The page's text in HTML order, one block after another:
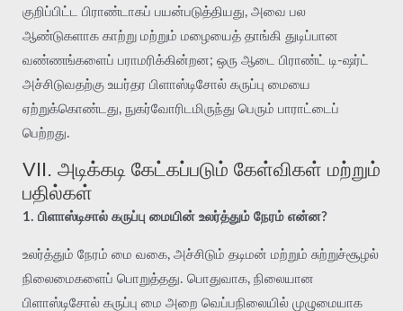
குறிப்பிட்ட பிராண்டாகப் பயன்படுத்தியது, அவை பல
ஆண்டுகளாக காற்று மற்றும் மழையைத் தாங்கி துடிப்பான
வண்ணங்களைப் பராமரிக்கின்றன; ஒரு ஆடை பிராண்ட் டி-ஷர்ட்
அச்சிடுவதற்கு உயர்தர பிளாஸ்டிசோல் கருப்பு மையை
ஏற்றுக்கொண்டது, நுகர்வோரிடமிருந்து பெரும் பாராட்டைப்
பெற்றது.
VII. அடிக்கடி கேட்கப்படும் கேள்விகள் மற்றும்
பதில்கள்
1. பிளாஸ்டிசால் கருப்பு மையின் உலர்த்தும் நேரம் என்ன?
உலர்த்தும் நேரம் மை வகை, அச்சிடும் தடிமன் மற்றும் சுற்றுச்சூழல்
நிலைமைகளைப் பொறுத்தது. பொதுவாக, நிலையான
பிளாஸ்டிசோல் கருப்பு மை அறை வெப்பநிலையில் முழுமையாக